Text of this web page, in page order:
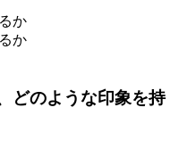
か
か
どのような印象を持